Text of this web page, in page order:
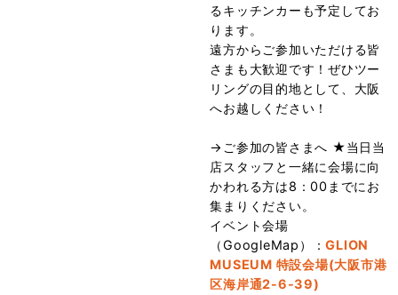
るキッチンカーも予定してお
ります。
遠方からご参加いただける皆
さまも大歓迎です！ぜひツー
リングの目的地として、大阪
へお越しください！
→ご参加の皆さまへ ★当日当
店スタッフと一緒に会場に向
かわれる方は8：00までにお
集まりください。
イベント会場
（GoogleMap）：GLION
MUSEUM 特設会場(大阪市港
区海岸通2-6-39)